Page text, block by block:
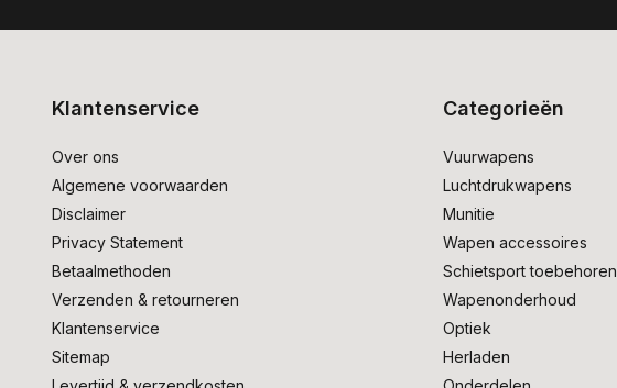
Klantenservice
Over ons
Algemene voorwaarden
Disclaimer
Privacy Statement
Betaalmethoden
Verzenden & retourneren
Klantenservice
Sitemap
Categorieën
Vuurwapens
Luchtdrukwapens
Munitie
Wapen accessoires
Schietsport toebehoren
Wapenonderhoud
Optiek
Herladen